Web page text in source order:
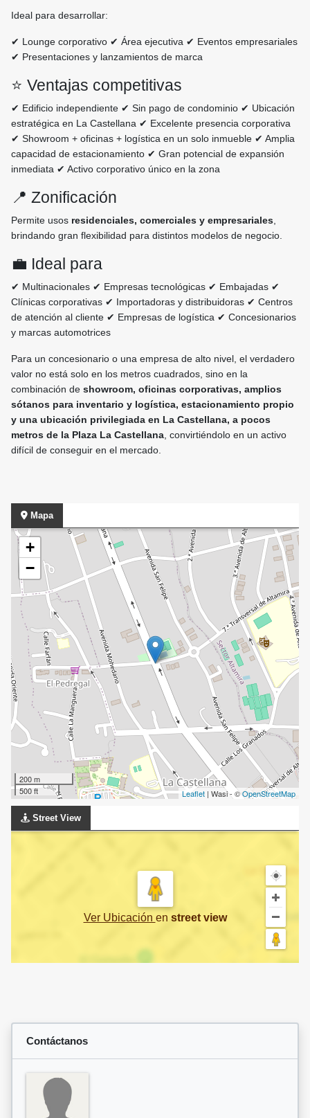
Ideal para desarrollar:
✔ Lounge corporativo ✔ Área ejecutiva ✔ Eventos empresariales
✔ Presentaciones y lanzamientos de marca
⭐ Ventajas competitivas
✔ Edificio independiente ✔ Sin pago de condominio ✔ Ubicación
estratégica en La Castellana ✔ Excelente presencia corporativa
✔ Showroom + oficinas + logística en un solo inmueble ✔ Amplia
capacidad de estacionamiento ✔ Gran potencial de expansión
inmediata ✔ Activo corporativo único en la zona
📍 Zonificación
Permite usos residenciales, comerciales y empresariales
brindando gran flexibilidad para distintos modelos de negocio.
💼 Ideal para
✔ Multinacionales ✔ Empresas tecnológicas ✔ Embajadas ✔
Clínicas corporativas ✔ Importadoras y distribuidoras ✔ Centros
de atención al cliente ✔ Empresas de logística ✔ Concesionarios
y marcas automotrices
Para un concesionario o una empresa de alto nivel, el verdadero
valor no está solo en los metros cuadrados, sino en la
combinación de showroom, oficinas corporativas, amplios
sótanos para inventario y logística, estacionamiento propio
y una ubicación privilegiada en La Castellana, a pocos
metros de la Plaza La Castellana , convirtiéndolo en un activo
difícil de conseguir en el mercado.
Mapa
+
−
200 m
500 ft
Leaflet | Wasi - ©OpenStreetMap
Street View
Ver Ubicación en street view
Contáctanos